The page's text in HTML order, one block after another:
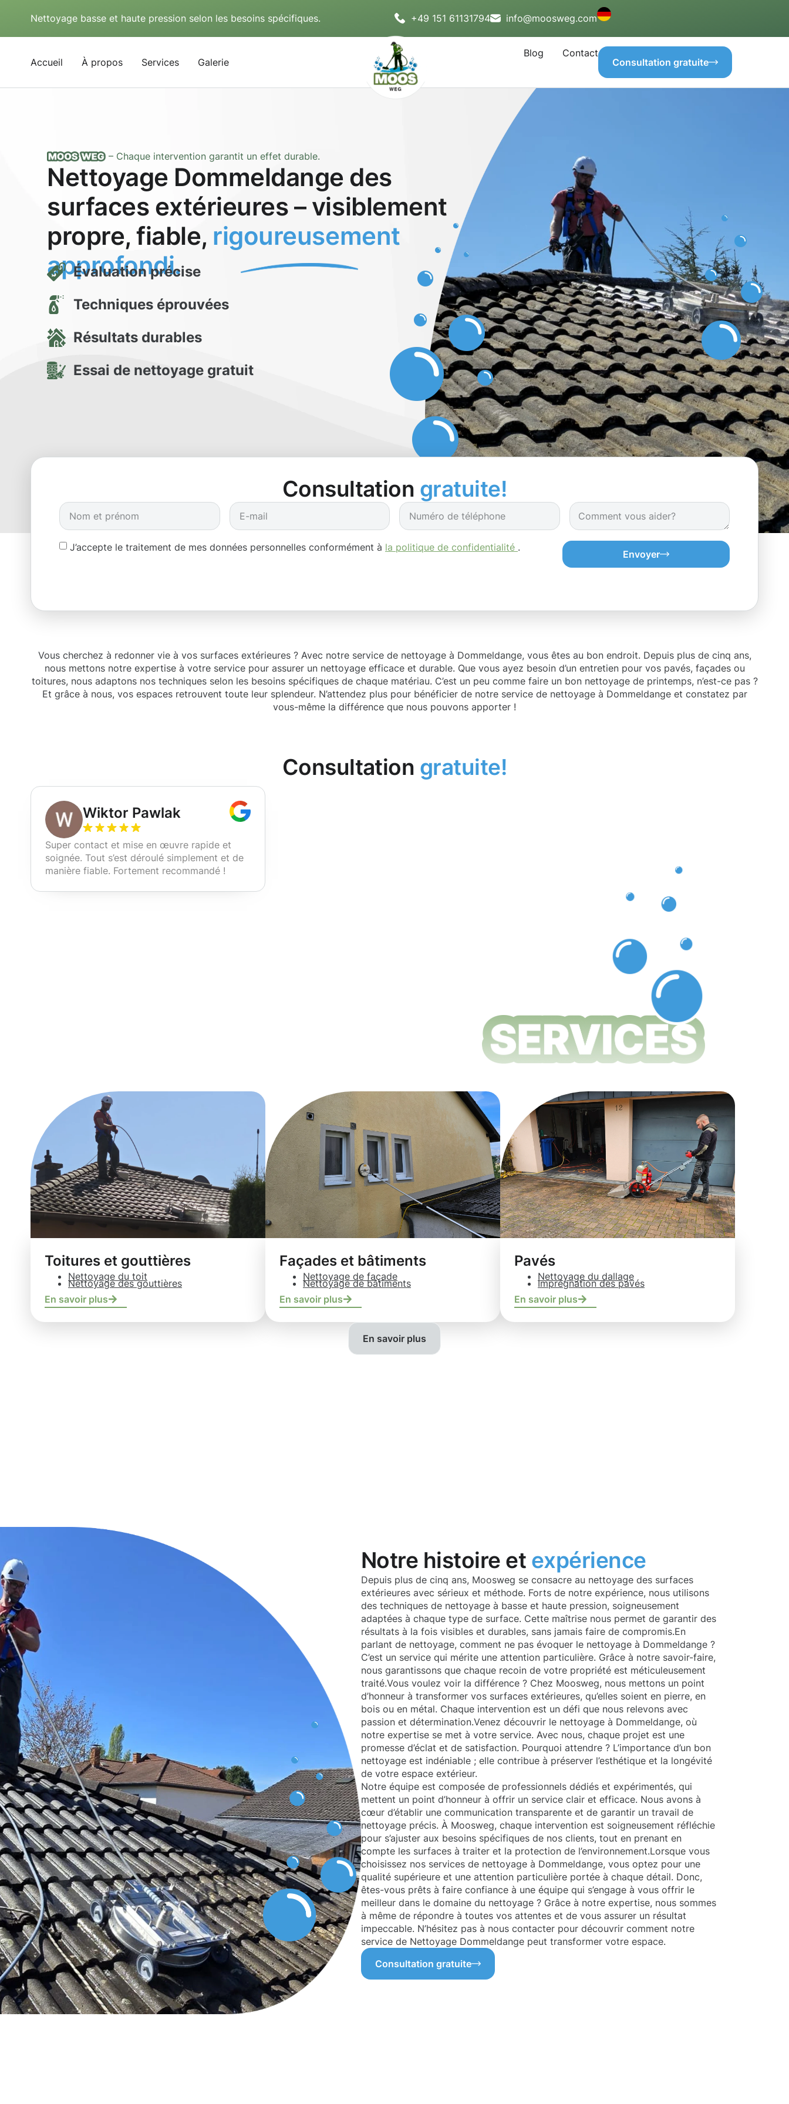
Nettoyage basse et haute pression selon les besoins spécifiques. +49 151 61131794 info@moosweg.com
Accueil À propos Services Galerie
Blog
Contact
Consultation gratuite
– Chaque intervention garantit un effet durable.
Nettoyage Dommeldange des
surfaces extérieures – visiblement
propre, fiable, rigoureusement
approfondi.
Évaluation précise
Techniques éprouvées
Résultats durables
Essai de nettoyage gratuit
Consultation gratuite!
J’accepte le traitement de mes données personnelles conformément à la politique de confidentialité .
Envoyer
Vous cherchez à redonner vie à vos surfaces extérieures ? Avec notre service de nettoyage à Dommeldange, vous êtes au bon endroit. Depuis plus de cinq ans,
nous mettons notre expertise à votre service pour assurer un nettoyage efficace et durable. Que vous ayez besoin d’un entretien pour vos pavés, façades ou
toitures, nous adaptons nos techniques selon les besoins spécifiques de chaque matériau. C’est un peu comme faire un bon nettoyage de printemps, n’est-ce pas ?
Et grâce à nous, vos espaces retrouvent toute leur splendeur. N’attendez plus pour bénéficier de notre service de nettoyage à Dommeldange et constatez par
vous-même la différence que nous pouvons apporter !
Consultation gratuite!
Wiktor Pawlak
Super contact et mise en œuvre rapide et
soignée. Tout s’est déroulé simplement et de
manière fiable. Fortement recommandé !
Toitures et gouttières
Nettoyage du toit
Nettoyage des gouttières
En savoir plus
Façades et bâtiments
Nettoyage de façade
Nettoyage de bâtiments
En savoir plus
Pavés
Nettoyage du dallage
Imprégnation des pavés
En savoir plus
En savoir plus
Notre histoire et expérience
Depuis plus de cinq ans, Moosweg se consacre au nettoyage des surfaces
extérieures avec sérieux et méthode. Forts de notre expérience, nous utilisons
des techniques de nettoyage à basse et haute pression, soigneusement
adaptées à chaque type de surface. Cette maîtrise nous permet de garantir des
résultats à la fois visibles et durables, sans jamais faire de compromis.En
parlant de nettoyage, comment ne pas évoquer le nettoyage à Dommeldange ?
C’est un service qui mérite une attention particulière. Grâce à notre savoir-faire,
nous garantissons que chaque recoin de votre propriété est méticuleusement
traité.Vous voulez voir la différence ? Chez Moosweg, nous mettons un point
d’honneur à transformer vos surfaces extérieures, qu’elles soient en pierre, en
bois ou en métal. Chaque intervention est un défi que nous relevons avec
passion et détermination.Venez découvrir le nettoyage à Dommeldange, où
notre expertise se met à votre service. Avec nous, chaque projet est une
promesse d’éclat et de satisfaction. Pourquoi attendre ? L’importance d’un bon
nettoyage est indéniable ; elle contribue à préserver l’esthétique et la longévité
de votre espace extérieur.
Notre équipe est composée de professionnels dédiés et expérimentés, qui
mettent un point d’honneur à offrir un service clair et efficace. Nous avons à
cœur d’établir une communication transparente et de garantir un travail de
nettoyage précis. À Moosweg, chaque intervention est soigneusement réfléchie
pour s’ajuster aux besoins spécifiques de nos clients, tout en prenant en
compte les surfaces à traiter et la protection de l’environnement.Lorsque vous
choisissez nos services de nettoyage à Dommeldange, vous optez pour une
qualité supérieure et une attention particulière portée à chaque détail. Donc,
êtes-vous prêts à faire confiance à une équipe qui s’engage à vous offrir le
meilleur dans le domaine du nettoyage ? Grâce à notre expertise, nous sommes
à même de répondre à toutes vos attentes et de vous assurer un résultat
impeccable. N’hésitez pas à nous contacter pour découvrir comment notre
service de Nettoyage Dommeldange peut transformer votre espace.
Consultation gratuite